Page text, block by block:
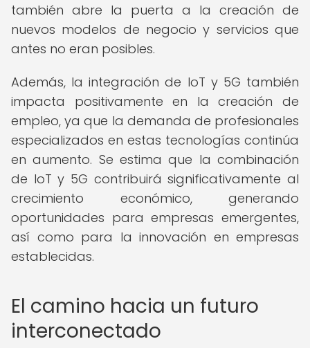
también abre la puerta a la creación de
nuevos modelos de negocio y servicios que
antes no eran posibles.
Además, la integración de IoT y 5G también
impacta positivamente en la creación de
empleo, ya que la demanda de profesionales
especializados en estas tecnologías continúa
en aumento. Se estima que la combinación
de IoT y 5G contribuirá significativamente al
crecimiento económico, generando
oportunidades para empresas emergentes,
así como para la innovación en empresas
establecidas.
El camino hacia un futuro
interconectado